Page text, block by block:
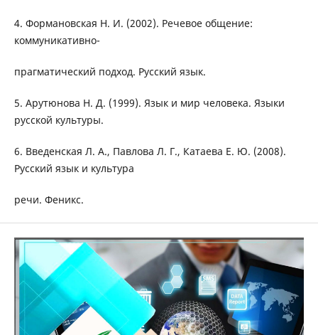
4. Формановская Н. И. (2002). Речевое общение:
коммуникативно-
прагматический подход. Русский язык.
5. Арутюнова Н. Д. (1999). Язык и мир человека. Языки
русской культуры.
6. Введенская Л. А., Павлова Л. Г., Катаева Е. Ю. (2008).
Русский язык и культура
речи. Феникс.